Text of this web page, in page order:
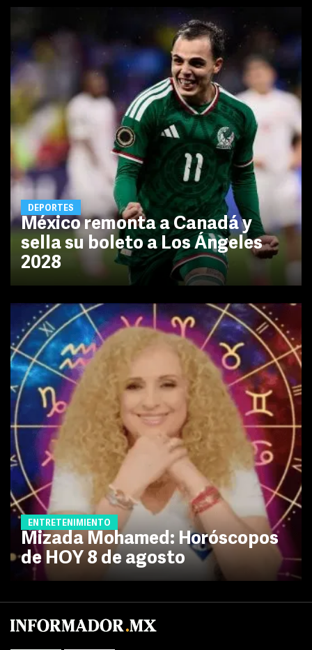
DEPORTES
México remonta a Canadá y
sella su boleto a Los Ángeles
2028
ENTRETENIMIENTO
Mizada Mohamed: Horóscopos
de HOY 8 de agosto